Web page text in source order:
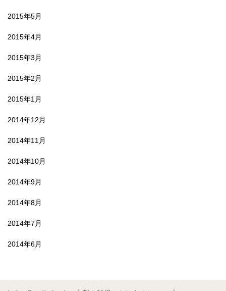
2015年5月
2015年4月
2015年3月
2015年2月
2015年1月
2014年12月
2014年11月
2014年10月
2014年9月
2014年8月
2014年7月
2014年6月